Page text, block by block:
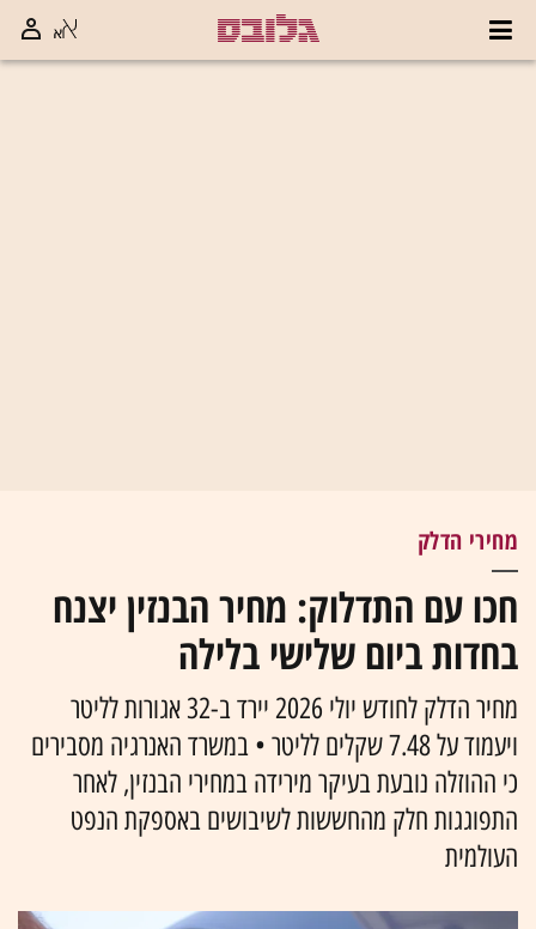
מחירי הדלק
חכו עם התדלוק: מחיר הבנזין יצנח
בחדות ביום שלישי בלילה
מחיר הדלק לחודש יולי 2026 יירד ב-32 אגורות לליטר
ויעמוד על 7.48 שקלים לליטר • במשרד האנרגיה מסבירים
כי ההוזלה נובעת בעיקר מירידה במחירי הבנזין, לאחר
התפוגגות חלק מהחששות לשיבושים באספקת הנפט
העולמית